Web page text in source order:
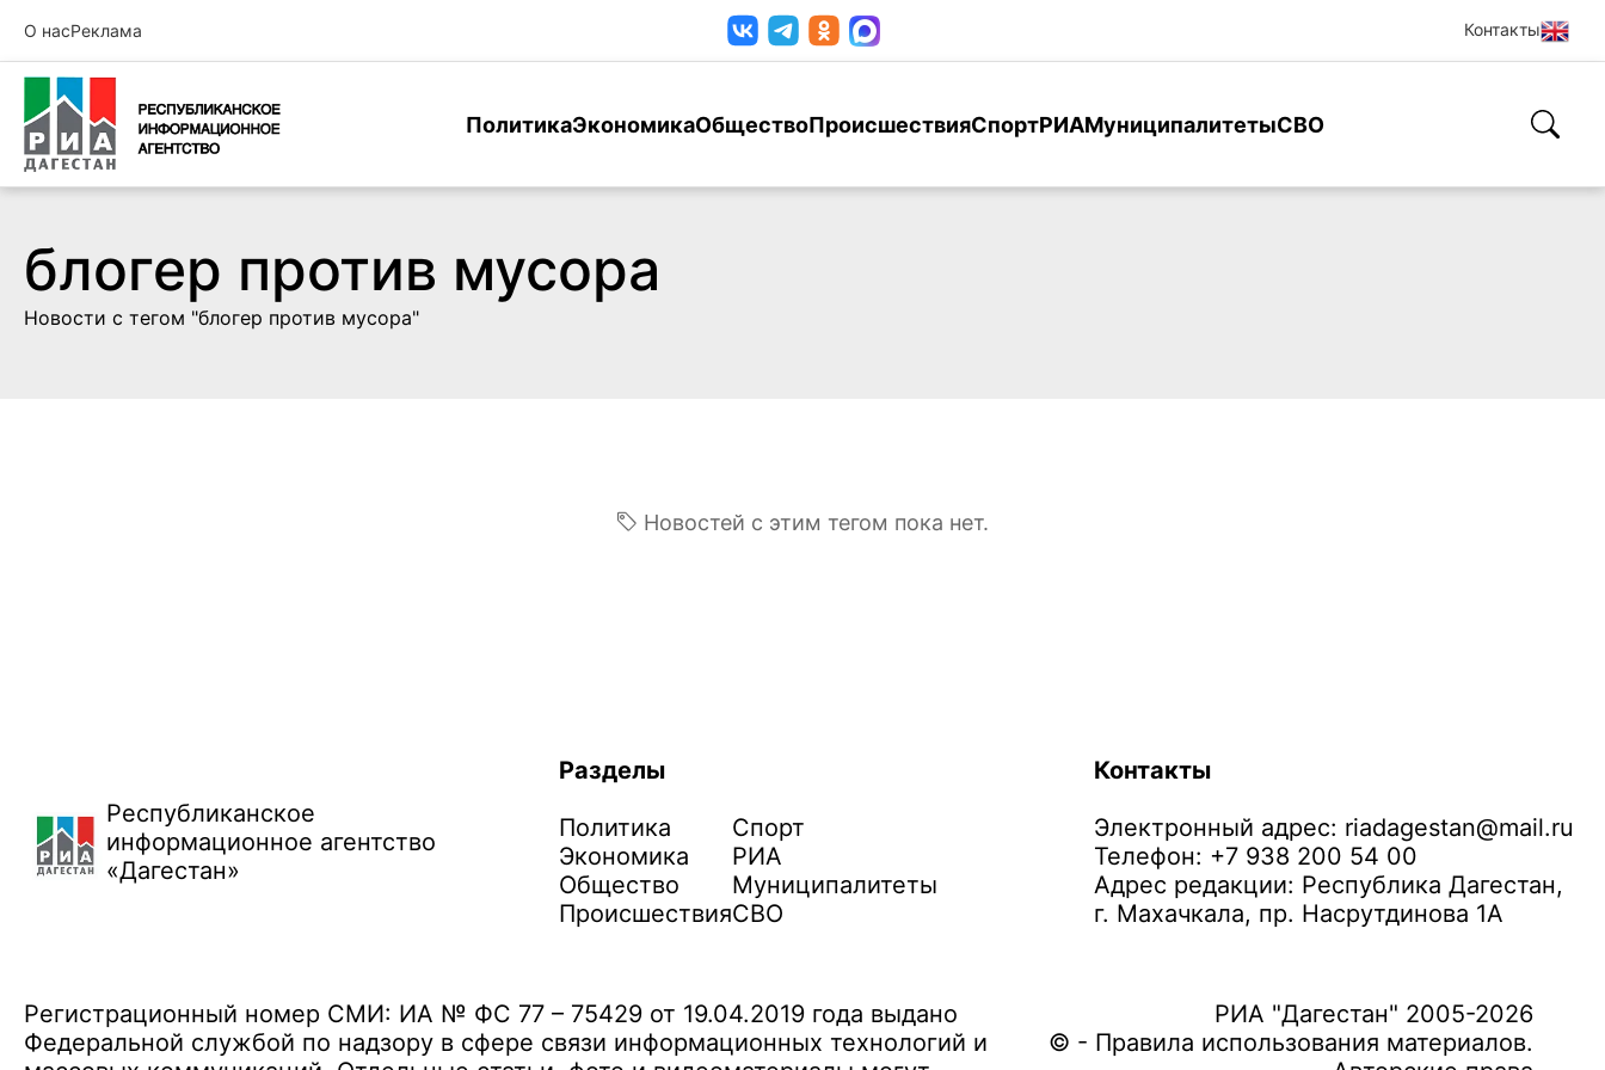
О насРеклама Контакты
ПолитикаЭкономикаОбществоПроисшествияСпортРИАМуниципалитетыСВО
блогер против мусора
Новости с тегом "блогер против мусора"
Новостей с этим тегом пока нет.
Республиканское
информационное агентство
«Дагестан»
Разделы
Политика
Экономика
Общество
Происшествия
Спорт
РИА
Муниципалитеты
СВО
Контакты
Электронный адрес: riadagestan@mail.ru
Телефон: +7 938 200 54 00
Адрес редакции: Республика Дагестан,
г. Махачкала, пр. Насрутдинова 1А
Регистрационный номер СМИ: ИА № ФС 77 – 75429 от 19.04.2019 года выдано
Федеральной службой по надзору в сфере связи информационных технологий и
РИА "Дагестан" 2005-2026
© - Правила использования материалов.